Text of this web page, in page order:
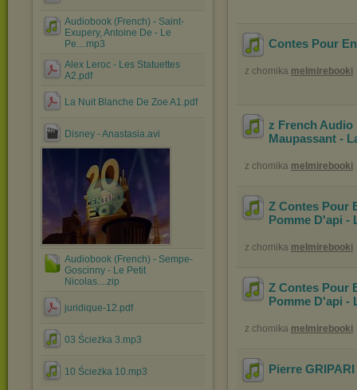
Audiobook (French) - Saint-
Exupery, Antoine De - Le
Pe....mp3
Alex Leroc - Les Statuettes
A2.pdf
La Nuit Blanche De Zoe A1.pdf
Disney - Anastasia.avi
Audiobook (French) - Sempe-
Goscinny - Le Petit
Nicolas....zip
juridique-12.pdf
03 Ścieżka 3.mp3
10 Ścieżka 10.mp3
Contes Pour
z chomika melmirebooki
z French Audio
Maupassant -
z chomika melmirebooki
Z Contes Pour
Pomme D'api -
z chomika melmirebooki
Z Contes Pour
Pomme D'api -
z chomika melmirebooki
Pierre